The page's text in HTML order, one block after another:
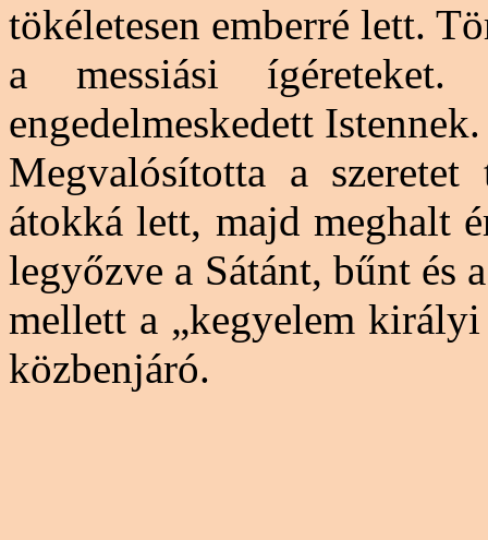
tökéletesen emberré lett.
a messiási
engedelmeskedett Istennek.
Megvalósította a szeretet
átokká lett, majd meghalt
legyőzve a Sátánt, bűnt és
mellett a „kegyelem
közbenjáró.